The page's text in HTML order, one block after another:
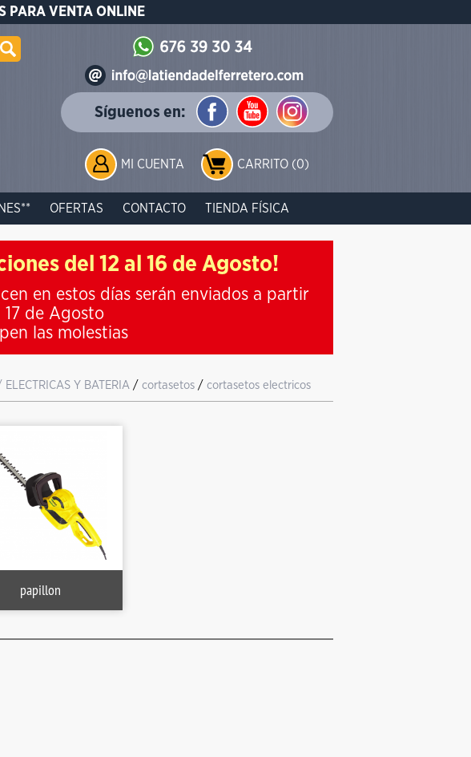
PARA VENTA ONLINE
Síguenos en:
MI CUENTA CARRITO (0)
OFERTAS CONTACTO TIENDA FÍSICA
del 12 al 16 de Agosto!
en estos días serán enviados a partir
17 de Agosto
las molestias
Y BATERIA / cortasetos / cortasetos electricos
papillon